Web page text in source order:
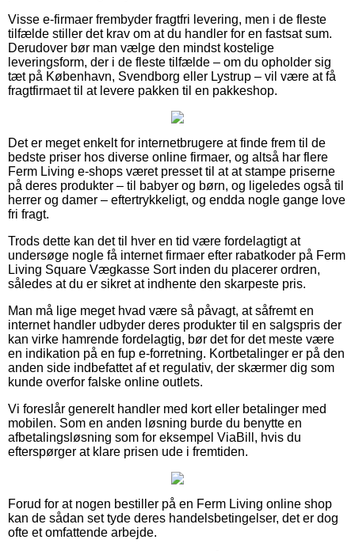
Visse e-firmaer frembyder fragtfri levering, men i de fleste
tilfælde stiller det krav om at du handler for en fastsat sum.
Derudover bør man vælge den mindst kostelige
leveringsform, der i de fleste tilfælde – om du opholder sig
tæt på København, Svendborg eller Lystrup – vil være at få
fragtfirmaet til at levere pakken til en pakkeshop.
Det er meget enkelt for internetbrugere at finde frem til de
bedste priser hos diverse online firmaer, og altså har flere
Ferm Living e-shops været presset til at at stampe priserne
på deres produkter – til babyer og børn, og ligeledes også til
herrer og damer – eftertrykkeligt, og endda nogle gange love
fri fragt.
Trods dette kan det til hver en tid være fordelagtigt at
undersøge nogle få internet firmaer efter rabatkoder på Ferm
Living Square Vægkasse Sort inden du placerer ordren,
således at du er sikret at indhente den skarpeste pris.
Man må lige meget hvad være så påvagt, at såfremt en
internet handler udbyder deres produkter til en salgspris der
kan virke hamrende fordelagtig, bør det for det meste være
en indikation på en fup e-forretning. Kortbetalinger er på den
anden side indbefattet af et regulativ, der skærmer dig som
kunde overfor falske online outlets.
Vi foreslår generelt handler med kort eller betalinger med
mobilen. Som en anden løsning burde du benytte en
afbetalingsløsning som for eksempel ViaBill, hvis du
efterspørger at klare prisen ude i fremtiden.
Forud for at nogen bestiller på en Ferm Living online shop
kan de sådan set tyde deres handelsbetingelser, det er dog
ofte et omfattende arbejde.